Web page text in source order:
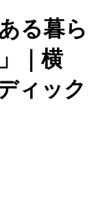
る暮ら
｜横
ィック